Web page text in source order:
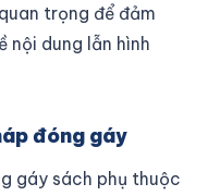
trọng để đảm
nội dung lẫn hình
đóng gáy
gáy sách phụ thuộc